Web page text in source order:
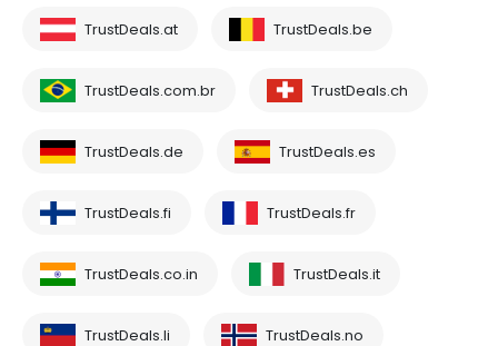
TrustDeals.at TrustDeals.be
TrustDeals.com.br TrustDeals.ch
TrustDeals.de TrustDeals.es
TrustDeals.fi TrustDeals.fr
TrustDeals.co.in TrustDeals.it
TrustDeals.li TrustDeals.no